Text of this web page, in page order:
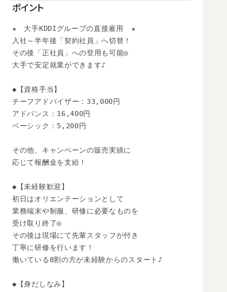
ポイント
★　大手KDDIグループの直接雇用　★
入社～半年後「契約社員」へ切替！
その後「正社員」への登用も可能◎
大手で安定就業ができます♪
◆【資格手当】
チーフアドバイザー：33,000円
アドバンス：16,400円
ベーシック：5,200円
その他、キャンペーンの販売実績に
応じて報酬金を支給！
◆【未経験歓迎】
初日はオリエンテーションとして
業務端末や制服、研修に必要なものを
受け取り終了◎
その後は現場にて先輩スタッフが付き
丁寧に研修を行います！
働いている8割の方が未経験からのスタート♪
◆【身だしなみ】